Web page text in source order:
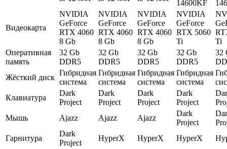
14600KF
Видеокарта
NVIDIA
GeForce
RTX 4060
8 Gb
NVIDIA
GeForce
RTX 4060
8 Gb
NVIDIA
GeForce
RTX 4060
8 Gb
NVIDIA
GeForce
RTX 5060
Ti
Ti
Оперативная
память
32 Gb
DDR5
32 Gb
DDR5
32 Gb
DDR5
32 Gb
DDR5
32
Жёсткий диск
Гибридная
система
Гибридная
система
Гибридная
система
Гибридная
система
Клавиатура
Dark
Project
Dark
Project
Dark
Project
Dark
Project
Мышь
Ajazz Ajazz Ajazz
Dark
Project
Гарнитура
Dark
Project
HyperX HyperX HyperX